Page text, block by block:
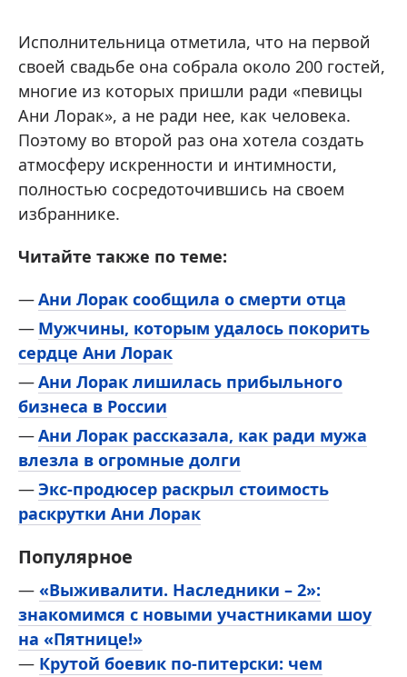
Исполнительница отметила, что на первой
своей свадьбе она собрала около 200 гостей,
многие из которых пришли ради «певицы
Ани Лорак», а не ради нее, как человека.
Поэтому во второй раз она хотела создать
атмосферу искренности и интимности,
полностью сосредоточившись на своем
избраннике.
Читайте также по теме:
Ани Лорак сообщила о смерти отца
Мужчины, которым удалось покорить
сердце Ани Лорак
Ани Лорак лишилась прибыльного
бизнеса в России
Ани Лорак рассказала, как ради мужа
влезла в огромные долги
Экс-продюсер раскрыл стоимость
раскрутки Ани Лорак
Популярное
— «Выживалити. Наследники – 2»:
знакомимся с новыми участниками шоу
на «Пятнице!»
— Крутой боевик по-питерски: чем